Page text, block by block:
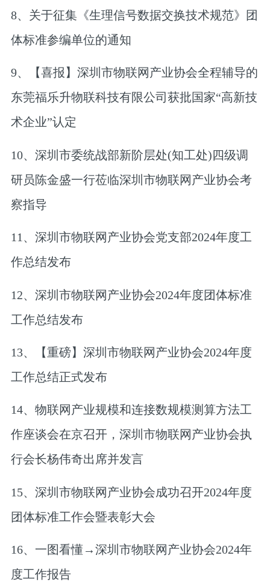
8、关于征集《生理信号数据交换技术规范》团
体标准参编单位的通知
9、【喜报】深圳市物联网产业协会全程辅导的
东莞福乐升物联科技有限公司获批国家“高新技
术企业”认定
10、深圳市委统战部新阶层处(知工处)四级调
研员陈金盛一行莅临深圳市物联网产业协会考
察指导
11、深圳市物联网产业协会党支部2024年度工
作总结发布
12、深圳市物联网产业协会2024年度团体标准
工作总结发布
13、【重磅】深圳市物联网产业协会2024年度
工作总结正式发布
14、物联网产业规模和连接数规模测算方法工
作座谈会在京召开，深圳市物联网产业协会执
行会长杨伟奇出席并发言
15、深圳市物联网产业协会成功召开2024年度
团体标准工作会暨表彰大会
16、一图看懂→深圳市物联网产业协会2024年
度工作报告